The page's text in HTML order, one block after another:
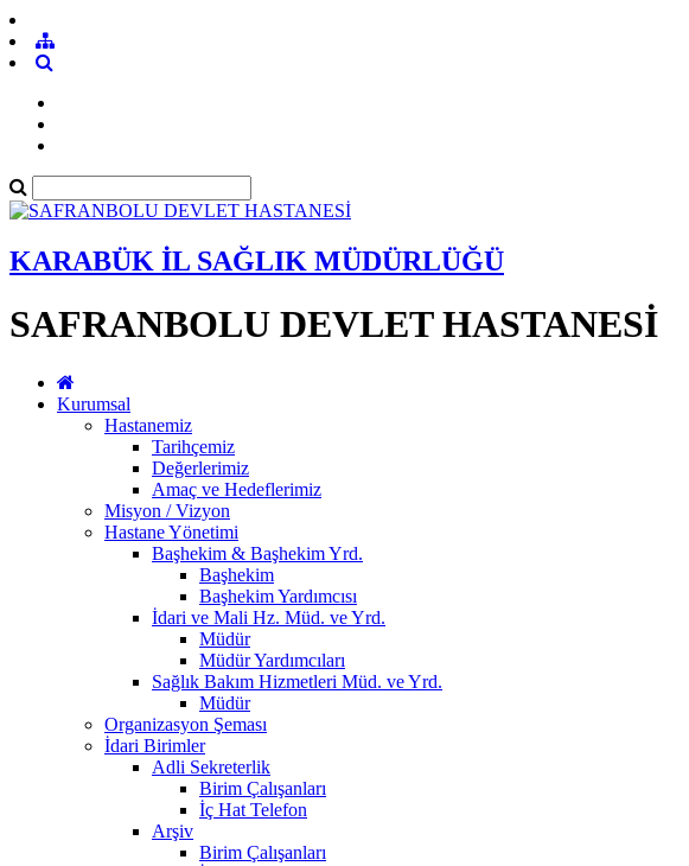
KARABÜK İL SAĞLIK MÜDÜRLÜĞÜ
SAFRANBOLU DEVLET HASTANESİ
Kurumsal
Hastanemiz
Tarihçemiz
Değerlerimiz
Amaç ve Hedeflerimiz
Misyon / Vizyon
Hastane Yönetimi
Başhekim & Başhekim Yrd.
Başhekim
Başhekim Yardımcısı
İdari ve Mali Hz. Müd. ve Yrd.
Müdür
Müdür Yardımcıları
Sağlık Bakım Hizmetleri Müd. ve Yrd.
Müdür
Organizasyon Şeması
İdari Birimler
Adli Sekreterlik
Birim Çalışanları
İç Hat Telefon
Arşiv
Birim Çalışanları